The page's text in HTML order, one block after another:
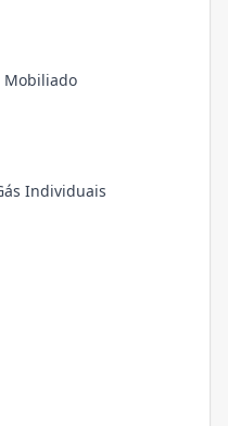
Mobiliado
Individuais